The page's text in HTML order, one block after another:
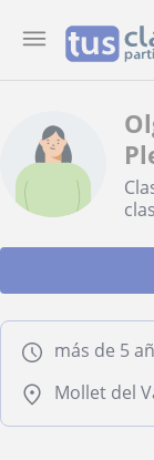
más de 5